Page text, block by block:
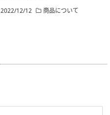
2022/12/12 商品について